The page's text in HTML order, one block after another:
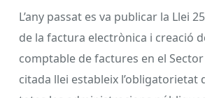
L’any passat es va publicar la Llei
de la factura electrònica i creació
comptable de factures en el Sector
citada llei estableix l’obligatorietat